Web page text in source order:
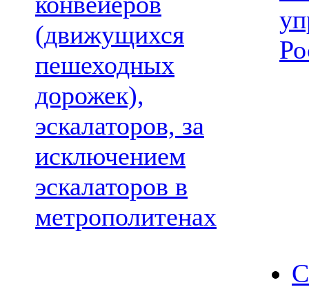
(движущихся
пешеходных
дорожек),
эскалаторов, за
исключением
эскалаторов в
метрополитенах